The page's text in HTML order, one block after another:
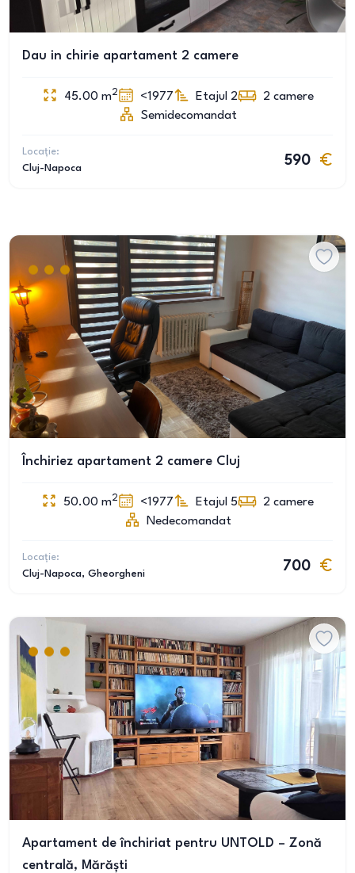
Dau in chirie apartament 2 camere
45.00 m2 <1977 Etajul 2 2 camere
Semidecomandat
Locație:
Cluj-Napoca
590
Închiriez apartament 2 camere Cluj
50.00 m2 <1977 Etajul 5 2 camere
Nedecomandat
Locație:
Cluj-Napoca, Gheorgheni
700
Apartament de închiriat pentru UNTOLD – Zonă
centrală, Mărăști